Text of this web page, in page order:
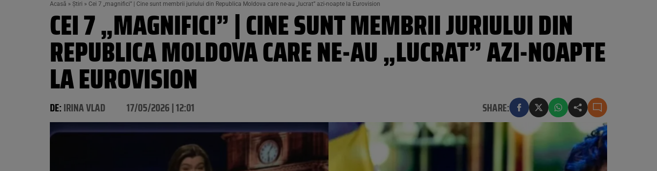
Acasă » Știri » Cei 7 „magnifici” | Cine sunt membrii juriului din Republica Moldova care ne-au „lucrat” azi-noapte la Eurovision
CEI 7 „MAGNIFICI” | CINE SUNT MEMBRII JURIULUI DIN
REPUBLICA MOLDOVA CARE NE-AU „LUCRAT” AZI-NOAPTE
LA EUROVISION
DE:IRINA VLAD 17/05/2026 | 12:01 SHARE: